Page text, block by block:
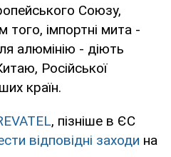
Союзу,
того, імпортні мита -
алюмінію - діють
Російської
країн.
, пізніше в ЄС
відповідні заходи на